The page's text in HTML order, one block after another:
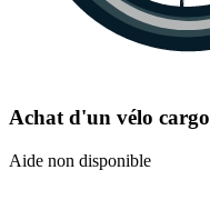
Achat d'un vélo cargo
Aide non disponible